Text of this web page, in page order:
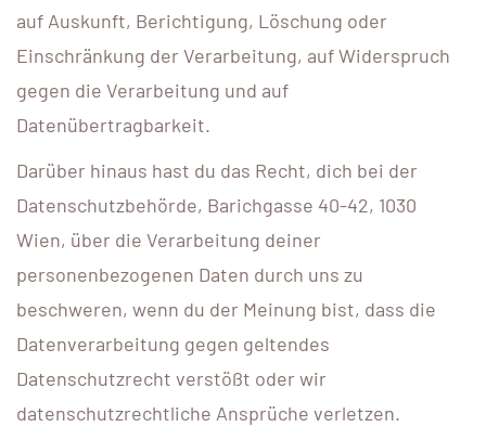
auf Auskunft, Berichtigung, Löschung oder
Einschränkung der Verarbeitung, auf Widerspruch
gegen die Verarbeitung und auf
Datenübertragbarkeit.
Darüber hinaus hast du das Recht, dich bei der
Datenschutzbehörde, Barichgasse 40-42, 1030
Wien, über die Verarbeitung deiner
personenbezogenen Daten durch uns zu
beschweren, wenn du der Meinung bist, dass die
Datenverarbeitung gegen geltendes
Datenschutzrecht verstößt oder wir
datenschutzrechtliche Ansprüche verletzen.